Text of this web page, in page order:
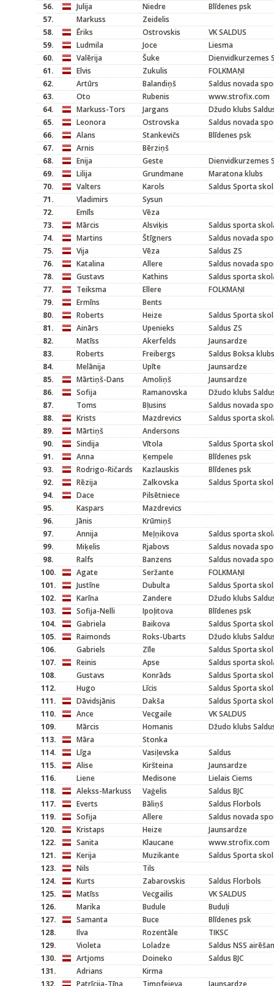
56.
Julija Niedre
Blīdenes psk
57.
Markuss
Zeidelis
58.
Ēriks Ostrovskis
VK SALDUS
59.
Ludmila Joce
Liesma
60.
Valērija Šuke
Dienvidkurzemes
61.
Elvis Zukulis
FOLKMAŅI
62.
Artūrs Balandiņš
Saldus novada
63.
Oto Rubenis
www.strofix.com
64.
Markuss-Tors Jargans
Džudo klubs
65.
Leonora Ostrovska
Saldus novada
66.
Alans Stankevičs
Blīdenes psk
67.
Arnis
Bērziņš
68.
Enija Geste
Dienvidkurzemes
69.
Lilija Grundmane
Maratona klubs
70.
Valters Karols
Saldus Sporta
71.
Vladimirs
Sysun
72.
Emīls
Vēza
73.
Mārcis Alsviķis
Saldus sporta
74.
Martins Štīgners
Saldus novada
75.
Vija Vēza
Saldus ZS
76.
Katalina Allere
Saldus novada
78.
Gustavs Kathins
Saldus sporta
77.
Teiksma Ellere
FOLKMAŅI
79.
Ermīns
Bents
80.
Roberts Heize
Saldus Sporta
81.
Ainārs Upenieks
Saldus ZS
82.
Matīss Akerfelds
Jaunsardze
83.
Roberts Freibergs
Saldus Boksa klubs
84.
Melānija Upīte
Jaunsardze
85.
Mārtiņš-Dans Amoliņš
Jaunsardze
86.
Sofija Ramanovska
Džudo klubs
87.
Toms Bļusins
Saldus novada
88.
Krists Mazdrevics
Saldus sporta
89.
Mārtiņš
Andersons
90.
Sindija Vītola
Saldus Sporta
91.
Anna Ķempele
Blīdenes psk
93.
Rodrigo-Ričards Kazlauskis
Blīdenes psk
92.
Rēzija Zalkovska
Saldus Sporta
94.
Dace
Pilsētniece
95.
Kaspars
Mazdrevics
96.
Jānis
Krūmiņš
97.
Annija Meļņikova
Saldus sporta
99.
Miķelis Rjabovs
Saldus novada
98.
Ralfs Banzens
Saldus novada
100.
Agate Seržante
FOLKMAŅI
101.
Justīne Dubulta
Saldus Sporta
102.
Karīna Zandere
Džudo klubs
103.
Sofija-Nelli Ipoļitova
Blīdenes psk
104.
Gabriela Baikova
Saldus Sporta
105.
Raimonds Roks-Ubarts
Džudo klubs
106.
Gabriels Zīle
Saldus Sporta
107.
Reinis Apse
Saldus sporta
108.
Gustavs Konrāds
Saldus Sporta
112.
Hugo Līcis
Saldus Sporta
111.
Dāvidsjānis Dakša
Saldus Sporta
110.
Ance Vecgaile
VK SALDUS
109.
Mārcis Homanis
Džudo klubs
113.
Māra
Stonka
114.
Līga Vasiļevska
Saldus
115.
Alise Kiršteina
Jaunsardze
116.
Liene Medisone
Lielais Ciems
118.
Alekss-Markuss Vaģelis
Saldus BJC
117.
Everts Bāliņš
Saldus Florbols
119.
Sofija Allere
Saldus novada
120.
Kristaps Heize
Jaunsardze
122.
Sanita Klaucane
www.strofix.com
121.
Kerija Muzikante
Saldus Sporta
123.
Nils
Tils
124.
Kurts Zabarovskis
Saldus Florbols
125.
Matīss Vecgailis
VK SALDUS
126.
Marika Budule
Buduļi
127.
Samanta Buce
Blīdenes psk
128.
Ilva Rozentāle
TIKSC
129.
Violeta Loladze
Saldus NSS
130.
Artjoms Doineko
Saldus BJC
131.
Adrians
Kirma
132.
Patrīcija-Tīna Timofejeva Jaunsardze